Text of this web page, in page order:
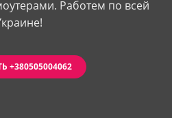
Работем по всей
+380505004062